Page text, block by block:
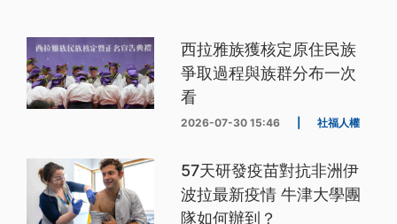
西拉雅族獲核定原住民族
爭取過程與族群分布一次
看
2026-07-30 15:46 社福人權
57天研發疫苗對抗非洲伊
波拉最新疫情 牛津大學團
隊如何辦到？